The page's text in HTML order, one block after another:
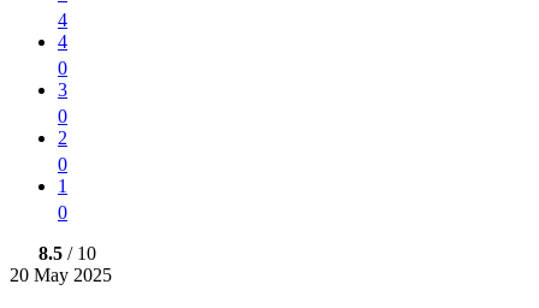
4
4
0
3
0
2
0
1
0
8.5 / 10
20 May 2025